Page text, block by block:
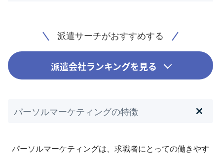
派遣サーチがおすすめする
派遣会社ランキングを見る
パーソルマーケティングの特徴
パーソルマーケティングは、求職者にとっての働きやす